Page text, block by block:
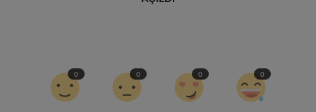
0 0 0 0